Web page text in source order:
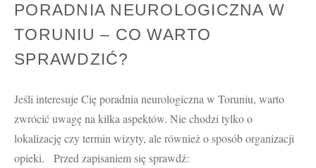
PORADNIA NEUROLOGICZNA W
TORUNIU – CO WARTO
SPRAWDZIĆ?
Jeśli interesuje Cię poradnia neurologiczna w Toruniu, warto
zwrócić uwagę na kilka aspektów. Nie chodzi tylko o
lokalizację czy termin wizyty, ale również o sposób organizacji
opieki. Przed zapisaniem się sprawdź: